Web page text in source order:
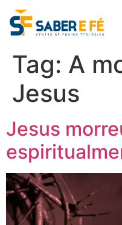
Tag: A
Jesus
Jesus